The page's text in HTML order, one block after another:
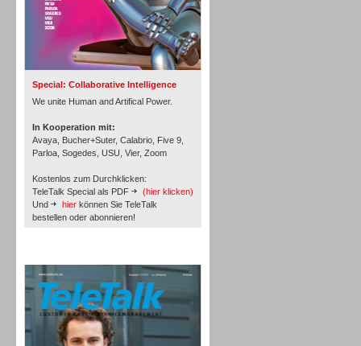
Special: Collaborative Intelligence
We unite Human and Artifical Power.
In Kooperation mit:
Avaya, Bucher+Suter, Calabrio, Five 9,
Parloa, Sogedes, USU, Vier, Zoom
Kostenlos zum Durchklicken:
TeleTalk Special als PDF
(hier klicken)
Und
hier können Sie TeleTalk
bestellen oder abonnieren!
Inbound